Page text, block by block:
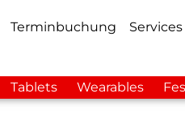
Terminbuchung Services
Tablets Wearables